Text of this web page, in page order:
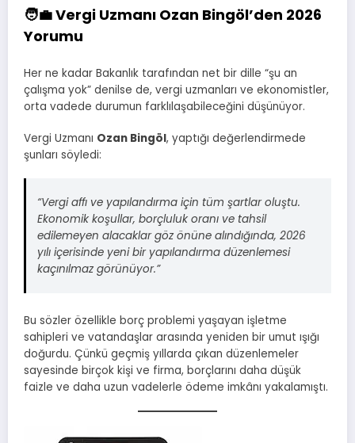
🧑‍💼 Vergi Uzmanı Ozan Bingöl’den 2026
Yorumu
Her ne kadar Bakanlık tarafından net bir dille “şu an
çalışma yok” denilse de, vergi uzmanları ve ekonomistler,
orta vadede durumun farklılaşabileceğini düşünüyor.
Vergi Uzmanı Ozan Bingöl, yaptığı değerlendirmede
şunları söyledi:
“Vergi affı ve yapılandırma için tüm şartlar oluştu.
Ekonomik koşullar, borçluluk oranı ve tahsil
edilemeyen alacaklar göz önüne alındığında, 2026
yılı içerisinde yeni bir yapılandırma düzenlemesi
kaçınılmaz görünüyor.”
Bu sözler özellikle borç problemi yaşayan işletme
sahipleri ve vatandaşlar arasında yeniden bir umut ışığı
doğurdu. Çünkü geçmiş yıllarda çıkan düzenlemeler
sayesinde birçok kişi ve firma, borçlarını daha düşük
faizle ve daha uzun vadelerle ödeme imkânı yakalamıştı.